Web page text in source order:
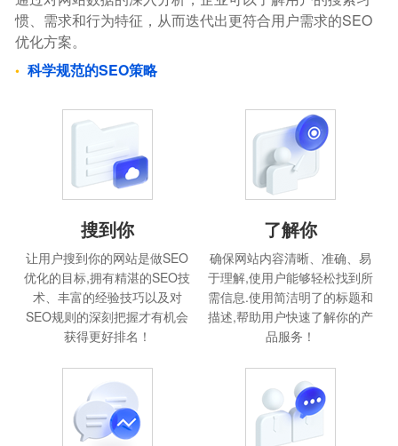
惯、需求和行为特征，从而迭代出更符合用户需求的SEO
优化方案。
科学规范的SEO策略
搜到你
让用户搜到你的网站是做SEO
优化的目标,拥有精湛的SEO技
术、丰富的经验技巧以及对
SEO规则的深刻把握才有机会
获得更好排名！
了解你
确保网站内容清晰、准确、易
于理解,使用户能够轻松找到所
需信息.使用简洁明了的标题和
描述,帮助用户快速了解你的产
品服务！